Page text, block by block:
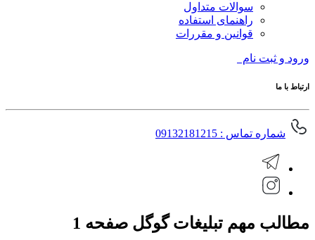
سوالات متداول
راهنمای استفاده
قوانین و مقررات
ورود و ثبت نام
ارتباط با ما
شماره تماس : 09132181215
مطالب مهم تبلیغات گوگل صفحه 1